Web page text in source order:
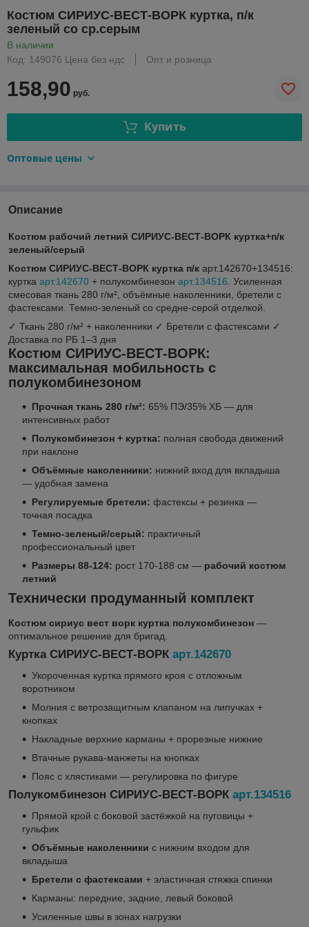
Костюм СИРИУС-ВЕСТ-ВОРК куртка, п/к
зеленый со ср.серым
В наличии
Код: 149076 Цена без ндс
Опт и розница
158,90 руб.
Купить
Оптовые цены
Описание
Костюм рабочий летний СИРИУС-ВЕСТ-ВОРК куртка+п/к
зеленый/серый
Костюм СИРИУС-ВЕСТ-ВОРК куртка п/к арт.142670+134516:
куртка арт.142670 + полукомбинезон арт.134516 . Усиленная
смесовая ткань 280 г/м², объёмные наколенники, бретели с
фастексами. Темно-зеленый со средне-серой отделкой.
✓ Ткань 280 г/м² + наколенники ✓ Бретели с фастексами ✓
Доставка по РБ 1–3 дня
Костюм СИРИУС-ВЕСТ-ВОРК:
максимальная мобильность с
полукомбинезоном
Прочная ткань 280 г/м²: 65% ПЭ/35% ХБ — для
интенсивных работ
Полукомбинезон + куртка: полная свобода движений
при наклоне
Объёмные наколенники: нижний вход для вкладыша
— удобная замена
Регулируемые бретели: фастексы + резинка —
точная посадка
Темно-зеленый/серый: практичный
профессиональный цвет
Размеры 88-124: рост 170-188 см — рабочий костюм
летний
Технически продуманный комплект
Костюм сириус вест ворк куртка полукомбинезон —
оптимальное решение для бригад.
Куртка СИРИУС-ВЕСТ-ВОРК арт.142670
Укороченная куртка прямого кроя с отложным
воротником
Молния с ветрозащитным клапаном на липучках +
кнопках
Накладные верхние карманы + прорезные нижние
Втачные рукава-манжеты на кнопках
Пояс с хлястиками — регулировка по фигуре
Полукомбинезон СИРИУС-ВЕСТ-ВОРК арт.134516
Прямой крой с боковой застёжкой на пуговицы +
гульфик
Объёмные наколенники с нижним входом для
вкладыша
Бретели с фастексами + эластичная стяжка спинки
Карманы: передние, задние, левый боковой
Усиленные швы в зонах нагрузки